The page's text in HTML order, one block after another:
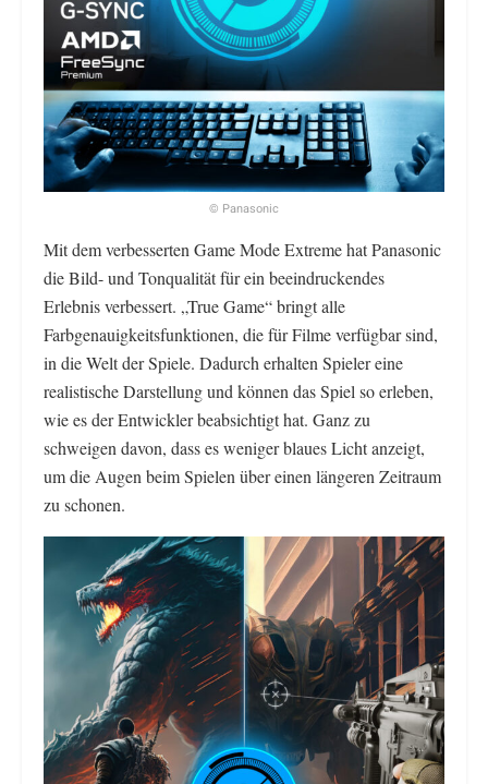
© Panasonic
Mit dem verbesserten Game Mode Extreme hat Panasonic
die Bild- und Tonqualität für ein beeindruckendes
Erlebnis verbessert. „True Game“ bringt alle
Farbgenauigkeitsfunktionen, die für Filme verfügbar sind,
in die Welt der Spiele. Dadurch erhalten Spieler eine
realistische Darstellung und können das Spiel so erleben,
wie es der Entwickler beabsichtigt hat. Ganz zu
schweigen davon, dass es weniger blaues Licht anzeigt,
um die Augen beim Spielen über einen längeren Zeitraum
zu schonen.